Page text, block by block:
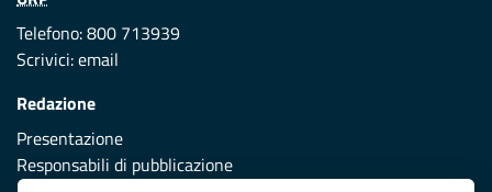
Telefono: 800 713939
Scrivici:email
Redazione
Presentazione
Responsabili di pubblicazione